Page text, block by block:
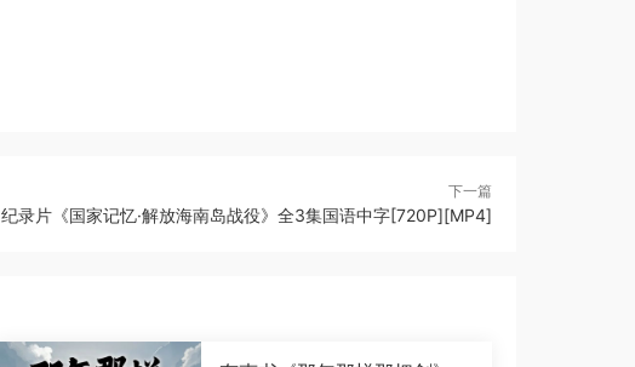
下一篇
纪录片《国家记忆·解放海南岛战役》全3集国语中字[720P][MP4]